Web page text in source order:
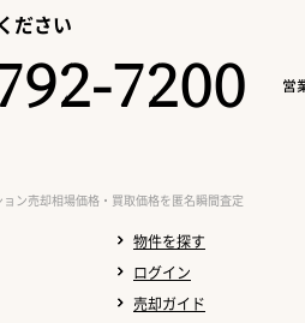
ださい
7200 営
ン売却相場価格・買取価格を匿名瞬間査定
物件を探す
ログイン
売却ガイド